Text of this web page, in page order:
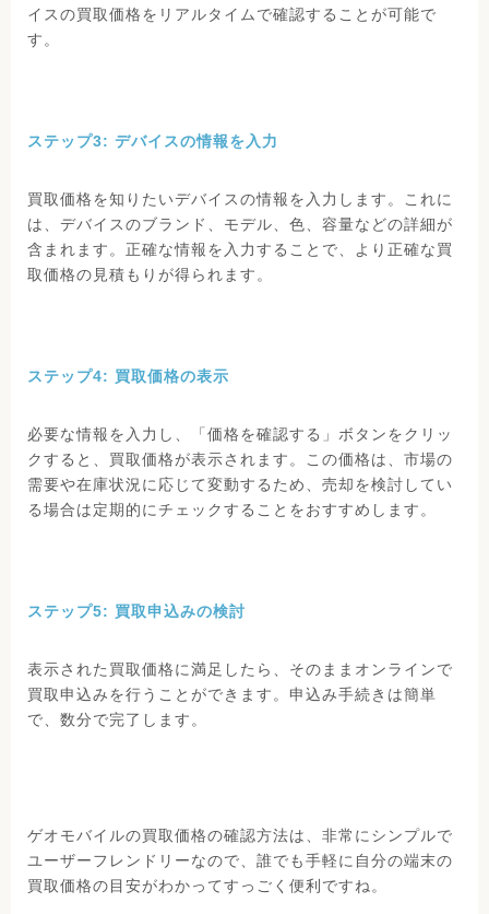
イスの買取価格をリアルタイムで確認することが可能で
す。
ステップ3: デバイスの情報を入力
買取価格を知りたいデバイスの情報を入力します。これに
は、デバイスのブランド、モデル、色、容量などの詳細が
含まれます。正確な情報を入力することで、より正確な買
取価格の見積もりが得られます。
ステップ4: 買取価格の表示
必要な情報を入力し、「価格を確認する」ボタンをクリッ
クすると、買取価格が表示されます。この価格は、市場の
需要や在庫状況に応じて変動するため、売却を検討してい
る場合は定期的にチェックすることをおすすめします。
ステップ5: 買取申込みの検討
表示された買取価格に満足したら、そのままオンラインで
買取申込みを行うことができます。申込み手続きは簡単
で、数分で完了します。
ゲオモバイルの買取価格の確認方法は、非常にシンプルで
ユーザーフレンドリーなので、誰でも手軽に自分の端末の
買取価格の目安がわかってすっごく便利ですね。